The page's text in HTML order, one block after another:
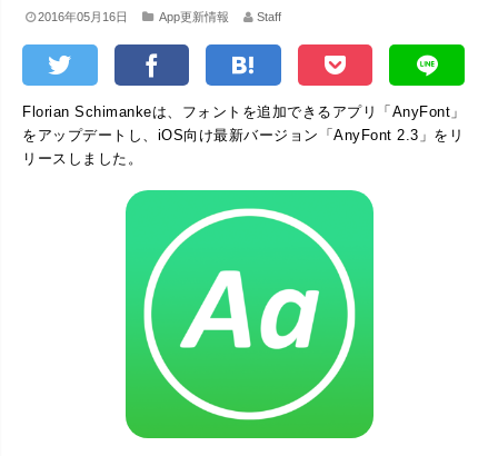
2016年05月16日 App更新情報 Staff
Florian Schimankeは、フォントを追加できるアプリ「AnyFont」
をアップデートし、iOS向け最新バージョン「AnyFont 2.3」をリ
リースしました。